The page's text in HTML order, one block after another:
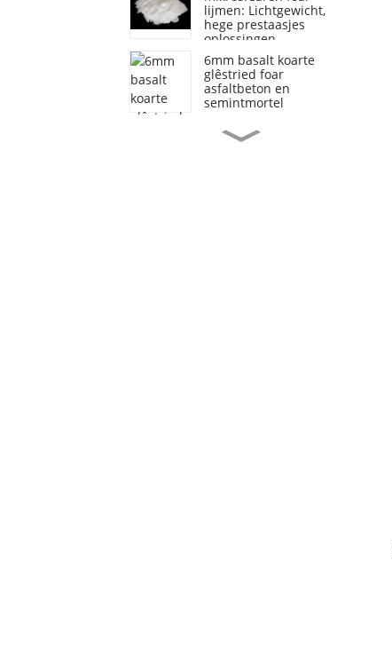
lijmen: Lichtgewicht,
hege prestaasjes
oplossingen
6mm basalt koarte
glêstried foar
asfaltbeton en
semintmortel